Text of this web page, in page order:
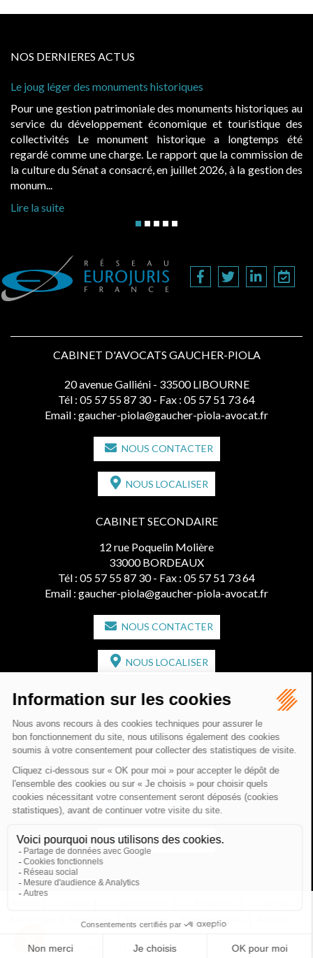
NOS DERNIERES ACTUS
des monuments historiques
patrimoniale des monuments historiques au
développement économique et touristique des
Le monument historique a longtemps été
une charge. Le rapport que la commission de
Sénat a consacré, en juillet 2026, à la gestion des
Evocatrices
également
public, elles
CABINET D'AVOCATS GAUCHER-PIOLA
20 avenue Galliéni - 33500 LIBOURNE
Tél : 05 57 55 87 30 - Fax : 05 57 51 73 64
Email : gaucher-piola@gaucher-piola-avocat.fr
NOUS CONTACTER
NOUS LOCALISER
CABINET SECONDAIRE
12 rue Poquelin Molière
33000 BORDEAUX
Tél : 05 57 55 87 30 - Fax : 05 57 51 73 64
Email : gaucher-piola@gaucher-piola-avocat.fr
NOUS CONTACTER
NOUS LOCALISER
CABINET SECONDAIRE
2 bis Avenue de l'Europe
33350 ST MAGNE-DE-CASTILLON
Tél :05 57 55 87 30 - Fax : 05 57 51 73 64
Email :gaucher-piola@gaucher-piola-avocat.fr
NOUS CONTACTER
NOUS LOCALISER
Honoraires Plan du site Mentions légales
Septeo Digital & Services © 2019